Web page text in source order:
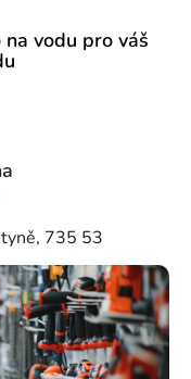
vodu pro váš
735 53